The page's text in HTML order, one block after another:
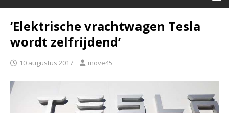
‘Elektrische vrachtwagen Tesla
wordt zelfrijdend’
10 augustus 2017 move45